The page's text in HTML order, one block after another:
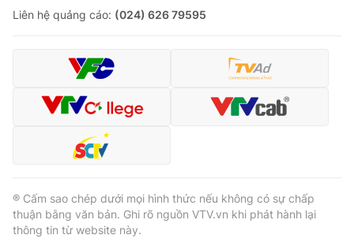
Liên hệ quảng cáo: (024) 626 79595
® Cấm sao chép dưới mọi hình thức nếu không có sự chấp
thuận bằng văn bản. Ghi rõ nguồn VTV.vn khi phát hành lại
thông tin từ website này.